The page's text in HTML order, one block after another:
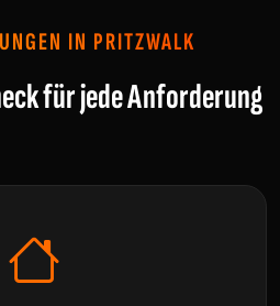
IN PRITZWALK
für jede Anforderung